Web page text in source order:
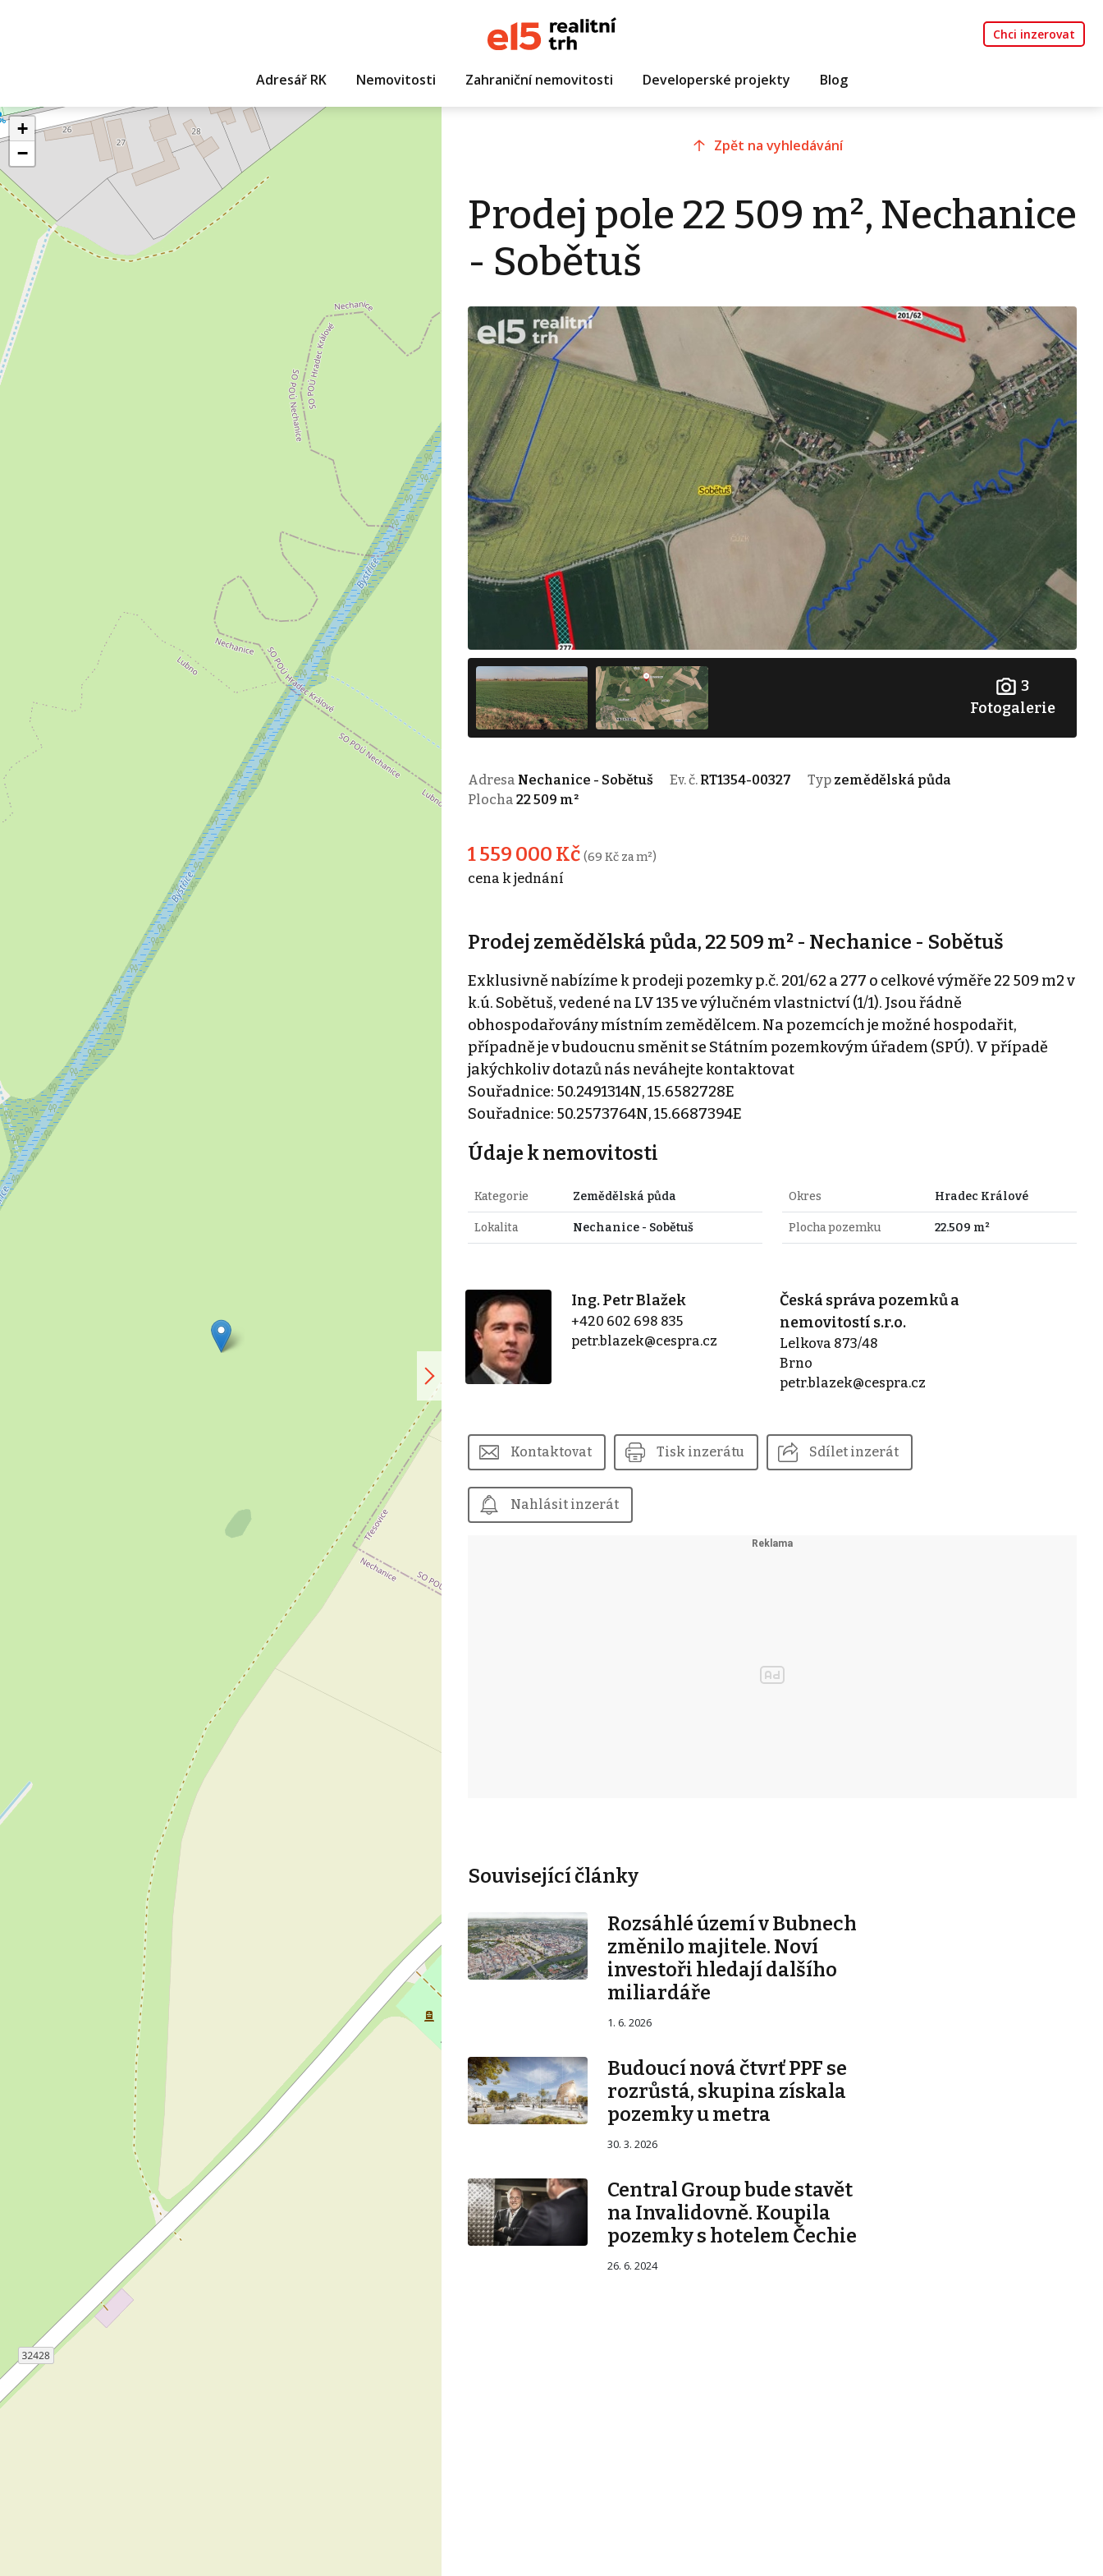
Chci inzerovat
Adresář RK Nemovitosti Zahraniční nemovitosti Developerské projekty Blog
+
−
Zpět na vyhledávání
Prodej pole 22 509 m², Nechanice
- Sobětuš
3
Fotogalerie
Adresa Nechanice - Sobětuš Ev. č. RT1354-00327 Typ zemědělská půda
Plocha 22 509 m²
1 559 000 Kč (69 Kč za m²)
cena k jednání
Prodej zemědělská půda, 22 509 m² - Nechanice - Sobětuš
Exklusivně nabízíme k prodeji pozemky p.č. 201/62 a 277 o celkové výměře 22 509 m2 v
k.ú. Sobětuš, vedené na LV 135 ve výlučném vlastnictví (1/1). Jsou řádně
obhospodařovány místním zemědělcem. Na pozemcích je možné hospodařit,
případně je v budoucnu směnit se Státním pozemkovým úřadem (SPÚ). V případě
jakýchkoliv dotazů nás neváhejte kontaktovat
Souřadnice: 50.2491314N, 15.6582728E
Souřadnice: 50.2573764N, 15.6687394E
Údaje k nemovitosti
Kategorie Zemědělská půda
Lokalita Nechanice - Sobětuš
Okres Hradec Králové
Plocha pozemku 22.509 m²
Ing. Petr Blažek
+420 602 698 835
petr.blazek@cespra.cz
Česká správa pozemků a
nemovitostí s.r.o.
Lelkova 873/48
Brno
petr.blazek@cespra.cz
Kontaktovat Tisk inzerátu Sdílet inzerát
Nahlásit inzerát
Související články
Rozsáhlé území v Bubnech
změnilo majitele. Noví
investoři hledají dalšího
miliardáře
1. 6. 2026
Budoucí nová čtvrť PPF se
rozrůstá, skupina získala
pozemky u metra
30. 3. 2026
Central Group bude stavět
na Invalidovně. Koupila
pozemky s hotelem Čechie
26. 6. 2024